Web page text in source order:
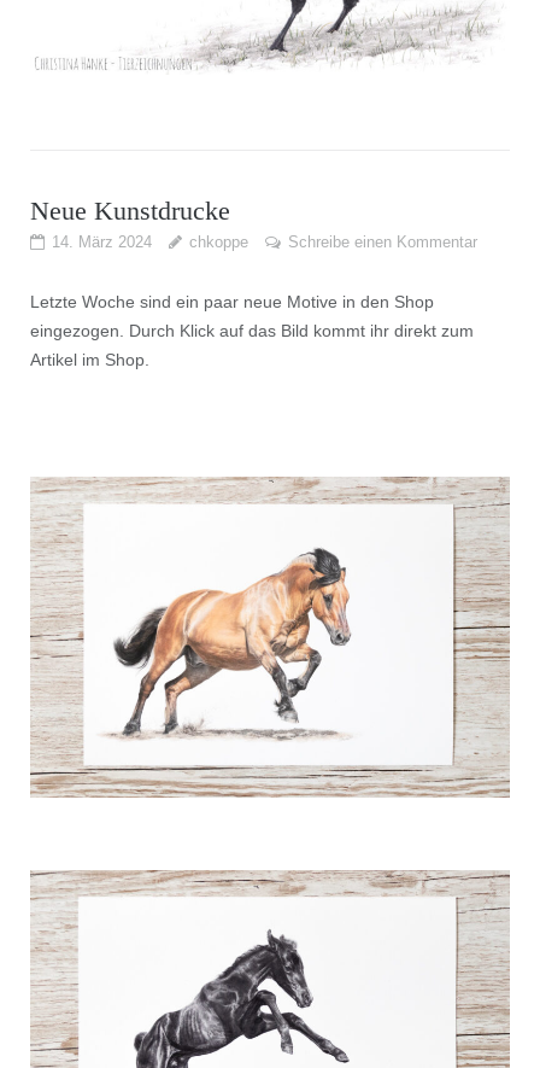
Neue Kunstdrucke
14. März 2024 chkoppe Schreibe einen Kommentar
Letzte Woche sind ein paar neue Motive in den Shop
eingezogen. Durch Klick auf das Bild kommt ihr direkt zum
Artikel im Shop.